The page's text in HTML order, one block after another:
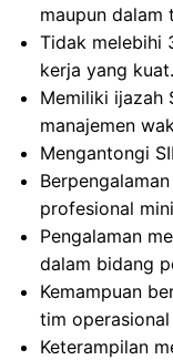
maupun dalam
Tidak melebihi
kerja yang kuat.
Memiliki ijazah
manajemen
Mengantongi
profesional
Pengalaman
dalam bidang
Kemampuan
tim
Keterampilan